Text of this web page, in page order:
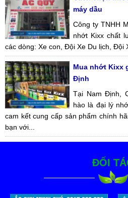
máy dầu
Công ty TNHH
nhớt Kixx chất
các dòng: Xe con, Đội Xe Du lịch, Đội
Mua nhớt Kixx
Định
Tại Nam Định,
hào là đại lý
cam kết cung cấp sản phẩm chính
bạn với...
ĐỐI